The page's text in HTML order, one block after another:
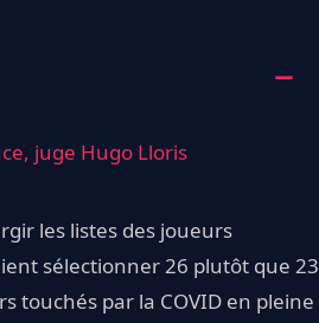
juge Hugo Lloris
les listes des joueurs
sélectionner 26 plutôt que 23
touchés par la COVID en pleine